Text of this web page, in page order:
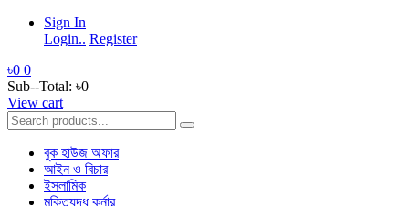
Sign In
Login.. Register
৳0 0
Sub--Total: ৳0
View cart
বুক হাউজ অফার
আইন ও বিচার
ইসলামিক
মুক্তিযুদ্ধ কর্নার